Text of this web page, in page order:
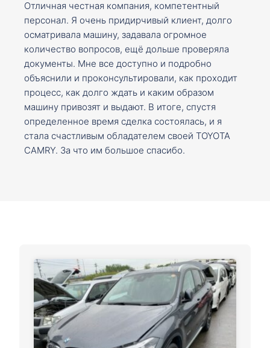
Отличная честная компания, компетентный
персонал. Я очень придирчивый клиент, долго
осматривала машину, задавала огромное
количество вопросов, ещё дольше проверяла
документы. Мне все доступно и подробно
объяснили и проконсультировали, как проходит
процесс, как долго ждать и каким образом
машину привозят и выдают. В итоге, спустя
определенное время сделка состоялась, и я
стала счастливым обладателем своей TOYOTA
CAMRY. За что им большое спасибо.